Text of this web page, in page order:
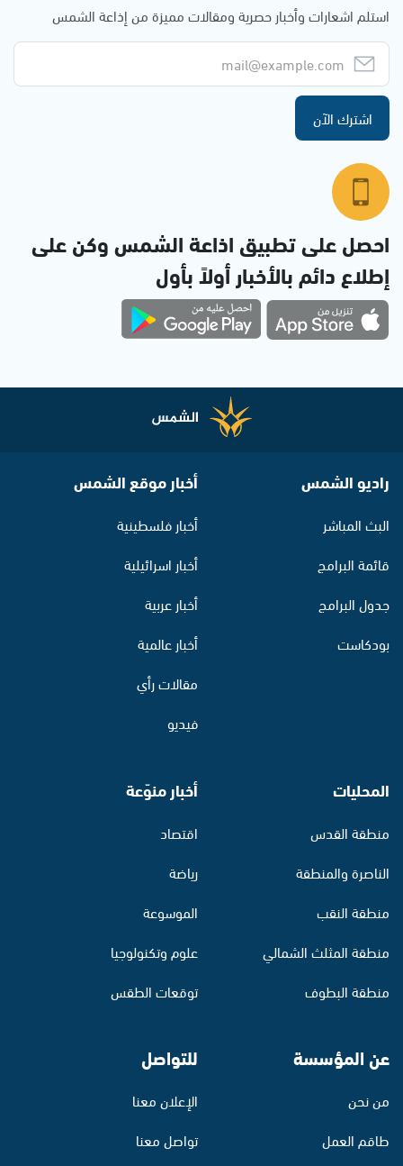
استلم اشعارات وأخبار حصرية ومقالات مميزة من إذاعة الشمس
اشترك الآن
احصل على تطبيق اذاعة الشمس وكن على
إطلاع دائم بالأخبار أولاً بأول
راديو الشمس
البث المباشر
قائمة البرامج
جدول البرامج
بودكاست
أخبار موقع الشمس
أخبار فلسطينية
أخبار اسرائيلية
أخبار عربية
أخبار عالمية
مقالات رأي
فيديو
المحليات
منطقة القدس
الناصرة والمنطقة
منطقة النقب
منطقة المثلث الشمالي
منطقة البطوف
أخبار منوّعة
اقتصاد
رياضة
الموسوعة
علوم وتكنولوجيا
توقعات الطقس
عن المؤسسة
من نحن
طاقم العمل
للتواصل
الإعلان معنا
تواصل معنا